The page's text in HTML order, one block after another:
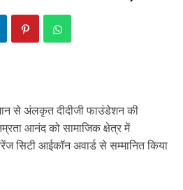
से अंलकृत दीदीजी फाउंडेशन की
आनंद को सामाजिक क्षेत्र में
सिटी आईकॉन अवार्ड से सम्मानित किया